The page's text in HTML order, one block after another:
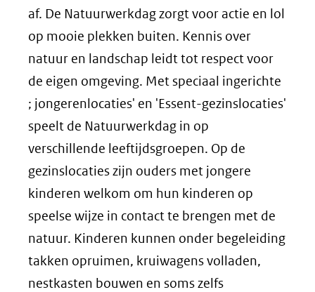
af. De Natuurwerkdag zorgt voor actie en lol
op mooie plekken buiten. Kennis over
natuur en landschap leidt tot respect voor
de eigen omgeving. Met speciaal ingerichte
; jongerenlocaties' en 'Essent-gezinslocaties'
speelt de Natuurwerkdag in op
verschillende leeftijdsgroepen. Op de
gezinslocaties zijn ouders met jongere
kinderen welkom om hun kinderen op
speelse wijze in contact te brengen met de
natuur. Kinderen kunnen onder begeleiding
takken opruimen, kruiwagens volladen,
nestkasten bouwen en soms zelfs